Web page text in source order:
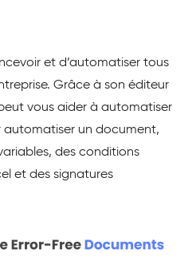
et d’automatiser tous
Grâce à son éditeur
vous aider à automatiser
automatiser un document,
des conditions
et des signatures